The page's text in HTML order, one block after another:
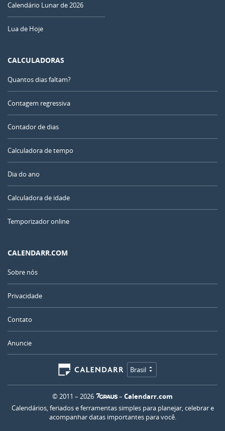
Calendário Lunar de 2026
Lua de Hoje
CALCULADORAS
Quantos dias faltam?
Contagem regressiva
Contador de dias
Calculadora de tempo
Dia do ano
Calculadora de idade
Temporizador online
CALENDARR.COM
Sobre nós
Privacidade
Contato
Anuncie
Brasil
© 2011 – 2026 – Calendarr.com
Calendários, feriados e ferramentas simples para planejar, celebrar e
acompanhar datas importantes para você.